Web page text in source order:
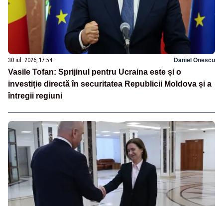
30 iul. 2026, 17:54 Daniel Onescu
Vasile Tofan: Sprijinul pentru Ucraina este și o
investiție directă în securitatea Republicii Moldova și a
întregii regiuni